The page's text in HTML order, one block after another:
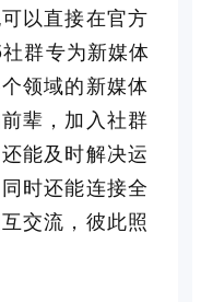
以直接在官方
群专为新媒体
领域的新媒体
辈，加入社群
能及时解决运
时还能连接全
交流，彼此照